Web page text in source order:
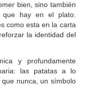
bien, sino también
que hay en el plato.
como esta en la carta
la identidad del
y profundamente
las patatas a lo
nunca, un símbolo